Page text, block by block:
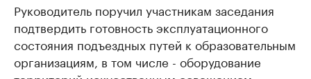
Руководитель поручил участникам заседания
подтвердить готовность эксплуатационного
состояния подъездных путей к образовательным
организациям, в том числе - оборудование